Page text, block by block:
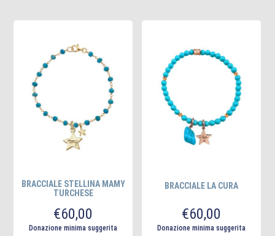
BRACCIALE STELLINA MAMY
TURCHESE
€60,00
Donazione minima suggerita
BRACCIALE LA CURA
€60,00
Donazione minima suggerita